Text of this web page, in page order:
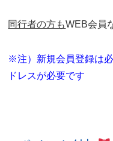
同行者の方もWEB会員
※注）新規会員登録は
ドレスが必要です